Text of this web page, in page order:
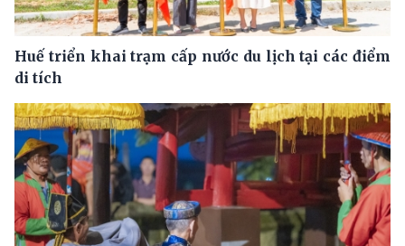
Huế triển khai trạm cấp nước du lịch tại các điểm
di tích